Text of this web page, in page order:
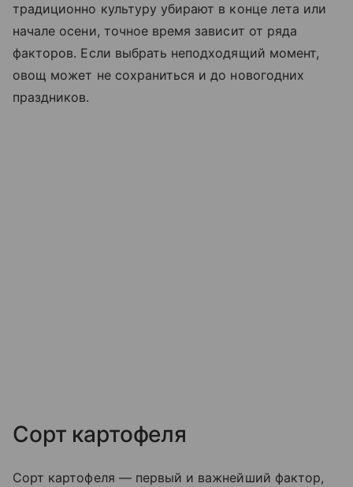
традиционно культуру убирают в конце лета или
начале осени, точное время зависит от ряда
факторов. Если выбрать неподходящий момент,
овощ может не сохраниться и до новогодних
праздников.
Сорт картофеля
Сорт картофеля — первый и важнейший фактор,